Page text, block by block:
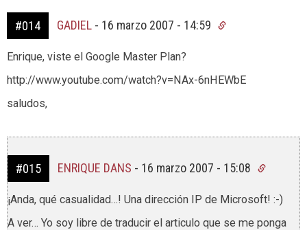
#014 GADIEL - 16 marzo 2007 - 14:59
Enrique, viste el Google Master Plan?
http://www.youtube.com/watch?v=NAx-6nHEWbE
saludos,
#015 ENRIQUE DANS - 16 marzo 2007 - 15:08
¡Anda, qué casualidad…! Una dirección IP de Microsoft! :-)
A ver… Yo soy libre de traducir el articulo que se me ponga